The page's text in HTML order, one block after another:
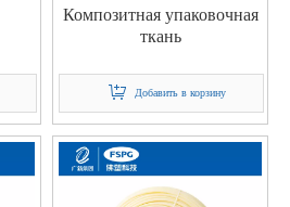
Композитная упаковочная
ткань
Добавить в корзину